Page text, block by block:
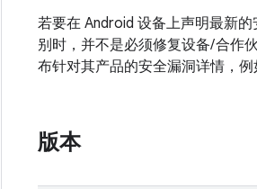
若要在 Android 设备上声明最新
别时，并不是必须修复设备/ 合作
布针对其产品的安全漏洞详情，例
版本